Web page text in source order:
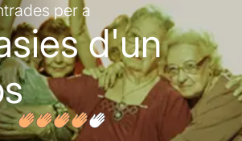
per a
d'un